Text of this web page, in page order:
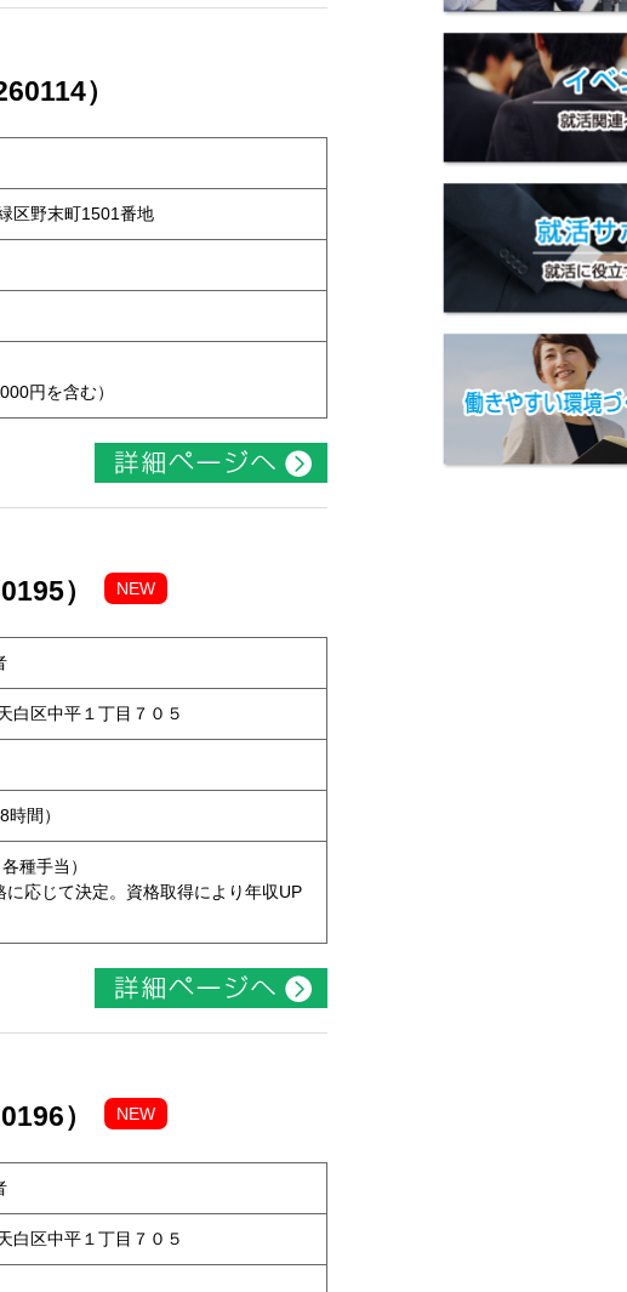
）
区野末町1501番地
円を含む）
） NEW
区中平１丁目７０５
間）
種手当）
応じて決定。資格取得により年収UP
） NEW
区中平１丁目７０５